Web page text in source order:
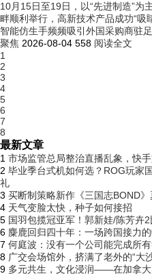
10月15日至19日，以“先进制造”为
畔顺利举行，高新技术产品成功“吸
智能仿生手频频吸引外国采购商驻
聚焦 2026-08-04 558 阅读全文
1
2
3
4
5
6
7
8
最新文章
1 市场监管总局整治直播乱象，快
2 毕业季台式机如何选？ROG玩家
礼
3 买断制策略新作《三国志BOND
4 天气变脸太快，种子如何接招
5 国羽包揽冠亚军！郭新娃/陈芳卉
6 麋鹿回归四十年：一场跨国接力
7 何庭波：没有一个公司能完成所
8 广交会场馆外，挤满了老外的“大
9 多元共生，文化浸润——在加拿大